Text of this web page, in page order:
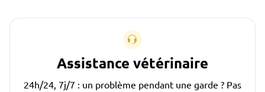
Assistance vétérinaire
24h/24, 7j/7 : un problème pendant une garde ? Pas